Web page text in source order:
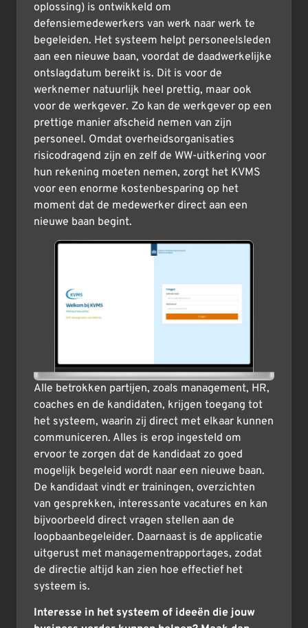
oplossing) is ontwikkeld om
defensiemedewerkers van werk naar werk te
begeleiden. Het systeem helpt personeelsleden
aan een nieuwe baan, voordat de daadwerkelijke
ontslagdatum bereikt is. Dit is voor de
werknemer natuurlijk heel prettig, maar ook
voor de werkgever. Zo kan de werkgever op een
prettige manier afscheid nemen van zijn
personeel. Omdat overheidsorganisaties
risicodragend zijn en zelf de WW-uitkering voor
hun rekening moeten nemen, zorgt het KVMS
voor een enorme kostenbesparing op het
moment dat de medewerker direct aan een
nieuwe baan begint.
Alle betrokken partijen, zoals management, HR,
coaches en de kandidaten, krijgen toegang tot
het systeem, waarin zij direct met elkaar kunnen
communiceren. Alles is erop ingesteld om
ervoor te zorgen dat de kandidaat zo goed
mogelijk begeleid wordt naar een nieuwe baan.
De kandidaat vindt er trainingen, overzichten
van gesprekken, interessante vacatures en kan
bijvoorbeeld direct vragen stellen aan de
loopbaanbegeleider. Daarnaast is de applicatie
uitgerust met managementrapportages, zodat
de directie altijd kan zien hoe effectief het
systeem is.
Interesse in het systeem of ideeën die jouw